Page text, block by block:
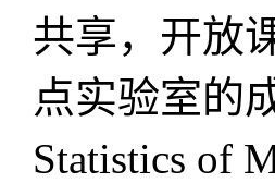
共享，开放
点实验室的
Statistics of